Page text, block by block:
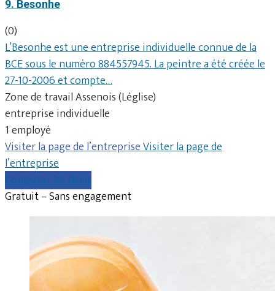
9. Besonhe
(0)
L’Besonhe est une entreprise individuelle connue de la
BCE sous le numéro 884557945. La peintre a été créée le
27-10-2006 et compte…
Zone de travail Assenois (Léglise)
entreprise individuelle
1 employé
Visiter la page de l’entrepriseVisiter la page de
l’entreprise
Comparer les devis
Gratuit – Sans engagement